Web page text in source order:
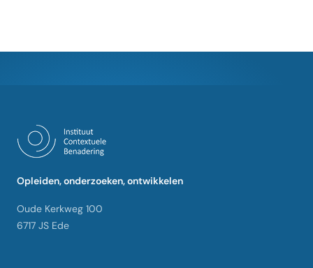
Opleiden, onderzoeken, ontwikkelen
Oude Kerkweg 100
6717 JS Ede